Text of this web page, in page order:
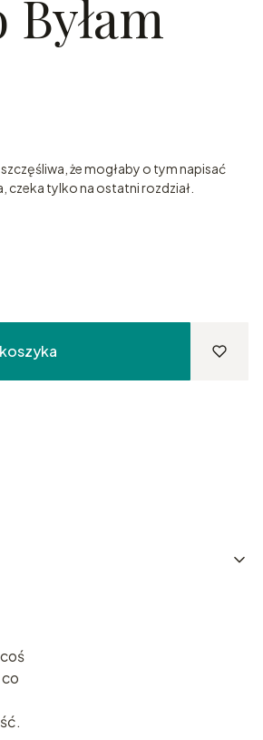
że mogłaby o tym napisać
czeka tylko na ostatni rozdział.